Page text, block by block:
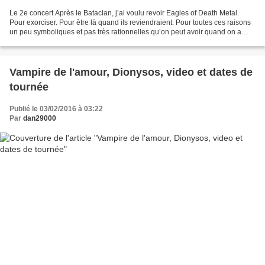
Le 2e concert Après le Bataclan, j’ai voulu revoir Eagles of Death Metal.
Pour exorciser. Pour être là quand ils reviendraient. Pour toutes ces raisons
un peu symboliques et pas très rationnelles qu’on peut avoir quand on a
Vampire de l'amour, Dionysos, video et dates de
tournée
Publié le 03/02/2016 à 03:22
Par dan29000